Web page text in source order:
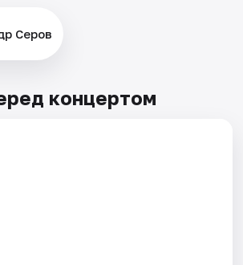
Серов
концертом